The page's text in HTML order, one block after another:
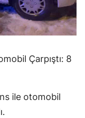
Diyarbakır
Edirne
Elazığ
Erzurum
Çarpıştı: 8
ile otomobil